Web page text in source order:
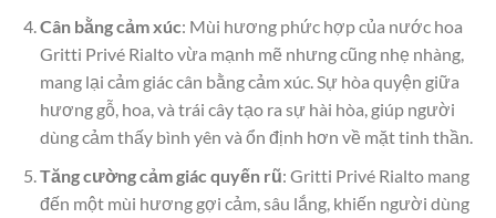
Cân bằng cảm xúc: Mùi hương phức hợp của nước hoa
Gritti Privé Rialto vừa mạnh mẽ nhưng cũng nhẹ nhàng,
mang lại cảm giác cân bằng cảm xúc. Sự hòa quyện giữa
hương gỗ, hoa, và trái cây tạo ra sự hài hòa, giúp người
dùng cảm thấy bình yên và ổn định hơn về mặt tinh thần.
Tăng cường cảm giác quyến rũ: Gritti Privé Rialto mang
đến một mùi hương gợi cảm, sâu lắng, khiến người dùng